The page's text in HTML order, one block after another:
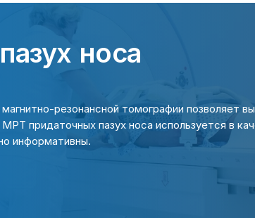
носа
резонансной томографии позволяет
придаточных пазух носа используется в
информативны.